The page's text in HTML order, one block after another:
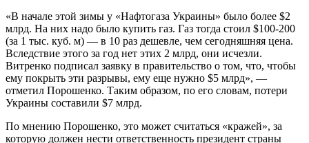
«В начале этой зимы у «Нафтогаза Украины» было более $2
млрд. На них надо было купить газ. Газ тогда стоил $100-200
(за 1 тыс. куб. м) — в 10 раз дешевле, чем сегодняшняя цена.
Вследствие этого за год нет этих 2 млрд, они исчезли.
Витренко подписал заявку в правительство о том, что, чтобы
ему покрыть эти разрывы, ему еще нужно $5 млрд», —
отметил Порошенко. Таким образом, по его словам, потери
Украины составили $7 млрд.
По мнению Порошенко, это может считаться «кражей», за
которую должен нести ответственность президент страны